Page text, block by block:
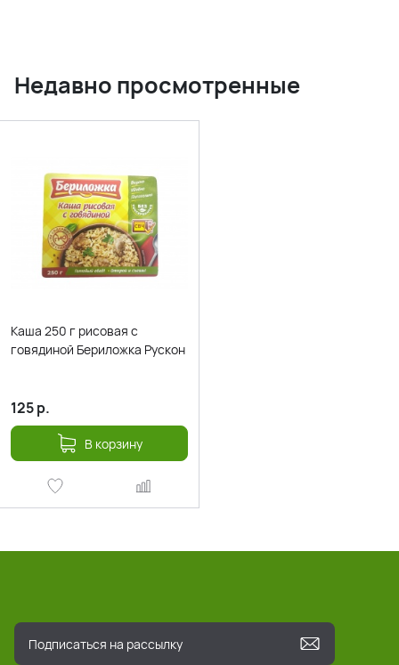
Недавно просмотренные
Каша 250 г рисовая с
говядиной Бериложка Рускон
125р.
В корзину